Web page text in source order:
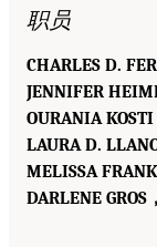
职员
CHARLES D.
JENNIFER
OURANIA KOSTI
LAURA D.
MELISSA
DARLENE GROS，